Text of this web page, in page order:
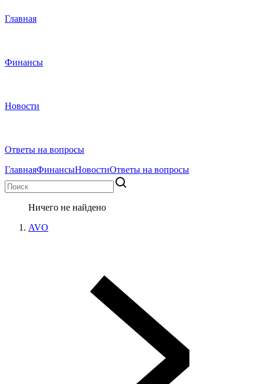
Главная
Финансы
Новости
Ответы на вопросы
ГлавнаяФинансыНовостиОтветы на вопросы
Ничего не найдено
AVO